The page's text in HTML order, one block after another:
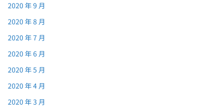
2020 年 9 月
2020 年 8 月
2020 年 7 月
2020 年 6 月
2020 年 5 月
2020 年 4 月
2020 年 3 月